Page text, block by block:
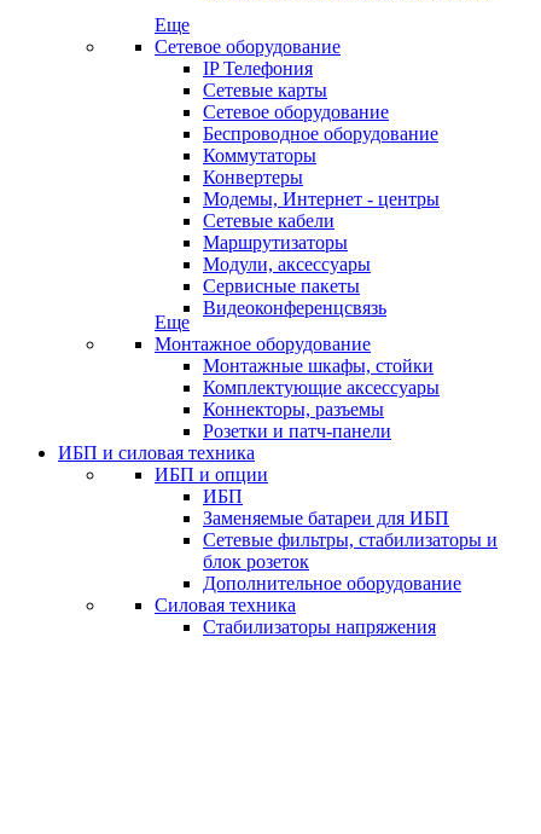
Еще
Сетевое оборудование
IP Телефония
Сетевые карты
Сетевое оборудование
Беспроводное оборудование
Коммутаторы
Конвертеры
Модемы, Интернет - центры
Сетевые кабели
Маршрутизаторы
Модули, аксессуары
Сервисные пакеты
Видеоконференцсвязь
Еще
Монтажное оборудование
Монтажные шкафы, стойки
Комплектующие аксессуары
Коннекторы, разъемы
Розетки и патч-панели
ИБП и силовая техника
ИБП и опции
ИБП
Заменяемые батареи для ИБП
Сетевые фильтры, стабилизаторы и
блок розеток
Дополнительное оборудование
Силовая техника
Стабилизаторы напряжения